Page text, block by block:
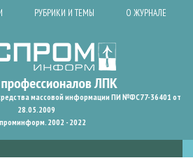
РУБРИКИ И ТЕМЫ О ЖУРНАЛЕ
массовой информации ПИ №ФС77-36401 от
28.05.2009
2002 - 2022